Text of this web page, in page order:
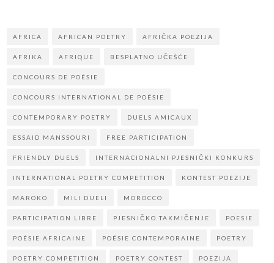
AFRICA AFRICAN POETRY AFRIČKA POEZIJA
AFRIKA AFRIQUE BESPLATNO UČEŠĆE
CONCOURS DE POÉSIE
CONCOURS INTERNATIONAL DE POÉSIE
CONTEMPORARY POETRY DUELS AMICAUX
ESSAID MANSSOURI FREE PARTICIPATION
FRIENDLY DUELS INTERNACIONALNI PJESNIČKI KONKURS
INTERNATIONAL POETRY COMPETITION KONTEST POEZIJE
MAROKO MILI DUELI MOROCCO
PARTICIPATION LIBRE PJESNIČKO TAKMIČENJE POESIE
POÉSIE AFRICAINE POÉSIE CONTEMPORAINE POETRY
POETRY COMPETITION POETRY CONTEST POEZIJA